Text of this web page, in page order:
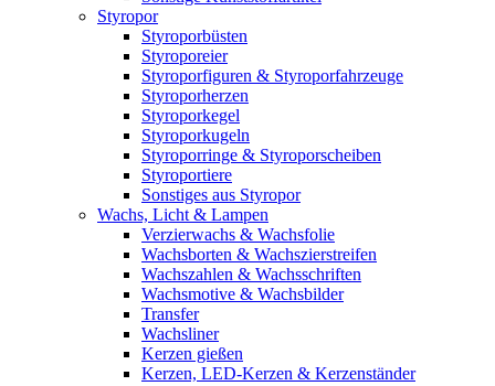
Styropor
Styroporbüsten
Styroporeier
Styroporfiguren & Styroporfahrzeuge
Styroporherzen
Styroporkegel
Styroporkugeln
Styroporringe & Styroporscheiben
Styroportiere
Sonstiges aus Styropor
Wachs, Licht & Lampen
Verzierwachs & Wachsfolie
Wachsborten & Wachszierstreifen
Wachszahlen & Wachsschriften
Wachsmotive & Wachsbilder
Transfer
Wachsliner
Kerzen gießen
Kerzen, LED-Kerzen & Kerzenständer